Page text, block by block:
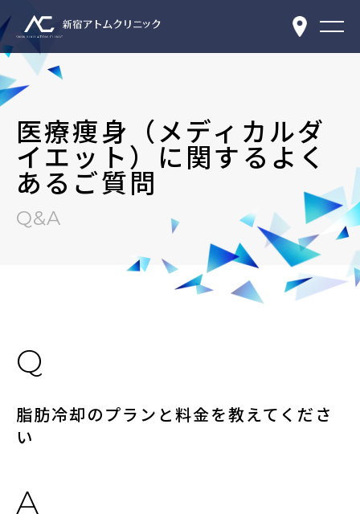
医療痩身（メディカルダ
イエット）に関するよく
あるご質問
Q&A
脂肪冷却のプランと料金を教えてくださ
い